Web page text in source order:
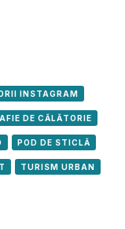
INSTAGRAM
DE CĂLĂTORIE
POD DE STICLĂ
TURISM URBAN